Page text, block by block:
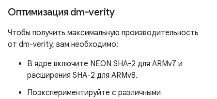
Оптимизация dm-verity
Чтобы получить максимальную производительность
от dm-verity, вам необходимо:
В ядре включите NEON SHA-2 для ARMv7 и
расширения SHA-2 для ARMv8.
Поэкспериментируйте с различными